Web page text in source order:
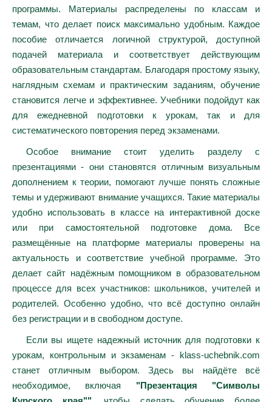
программы. Материалы распределены по классам и
темам, что делает поиск максимально удобным. Каждое
пособие отличается логичной структурой, доступной
подачей материала и соответствует действующим
образовательным стандартам. Благодаря простому языку,
наглядным схемам и практическим заданиям, обучение
становится легче и эффективнее. Учебники подойдут как
для ежедневной подготовки к урокам, так и для
систематического повторения перед экзаменами.
Особое внимание стоит уделить разделу с
презентациями - они становятся отличным визуальным
дополнением к теории, помогают лучше понять сложные
темы и удерживают внимание учащихся. Такие материалы
удобно использовать в классе на интерактивной доске
или при самостоятельной подготовке дома. Все
размещённые на платформе материалы проверены на
актуальность и соответствие учебной программе. Это
делает сайт надёжным помощником в образовательном
процессе для всех участников: школьников, учителей и
родителей. Особенно удобно, что всё доступно онлайн
без регистрации и в свободном доступе.
Если вы ищете надежный источник для подготовки к
урокам, контрольным и экзаменам - klass-uchebnik.com
станет отличным выбором. Здесь вы найдёте всё
необходимое, включая "Презентация "Символы